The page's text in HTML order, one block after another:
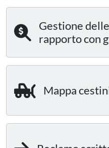
Gestione
rapporto con
Mappa